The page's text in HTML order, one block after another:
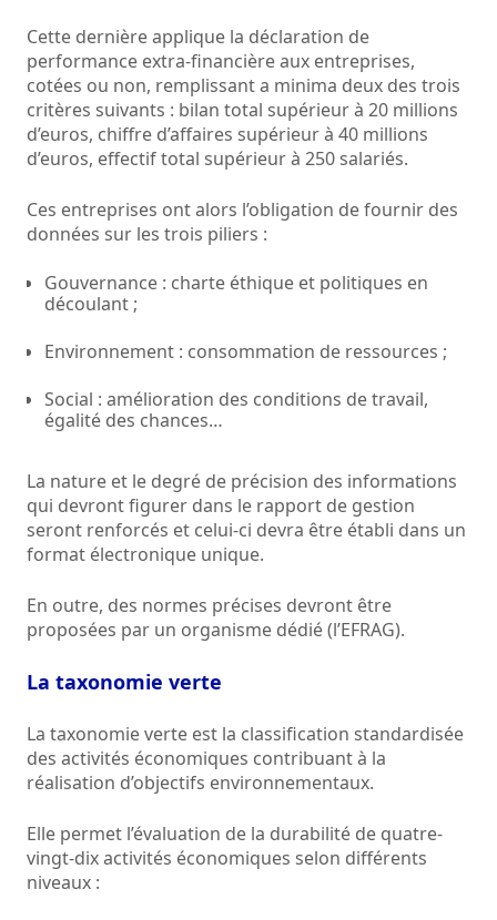
Cette dernière applique la déclaration de
performance extra-financière aux entreprises,
cotées ou non, remplissant a minima deux des trois
critères suivants : bilan total supérieur à 20 millions
d’euros, chiffre d’affaires supérieur à 40 millions
d’euros, effectif total supérieur à 250 salariés.
Ces entreprises ont alors l’obligation de fournir des
données sur les trois piliers :
Gouvernance : charte éthique et politiques en
découlant ;
Environnement : consommation de ressources ;
Social : amélioration des conditions de travail,
égalité des chances…
La nature et le degré de précision des informations
qui devront figurer dans le rapport de gestion
seront renforcés et celui-ci devra être établi dans un
format électronique unique.
En outre, des normes précises devront être
proposées par un organisme dédié (l’EFRAG).
La taxonomie verte
La taxonomie verte est la classification standardisée
des activités économiques contribuant à la
réalisation d’objectifs environnementaux.
Elle permet l’évaluation de la durabilité de quatre-
vingt-dix activités économiques selon différents
niveaux :